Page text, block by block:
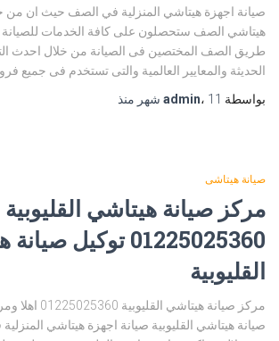
صيانة اجهزة هيتاشي المنزلية في الصف حيث ان من
هيتاشي الصف ستحصلون على كافة الخدمات للصيانة
طريق الصف المختصين فى الصيانة من خلال احدث
الحديثة والمعايير العالمية والتى تستخدم فى جميع
بواسطة
admin، 11 شهر منذ
صيانة هيتاشى
مركز صيانة هيتاشي القليوبية
01225025360 توكيل
القليوبية
مركز صيانة
صيانة هيتاشي القليوبية صيانة اجهزة هيتاشي